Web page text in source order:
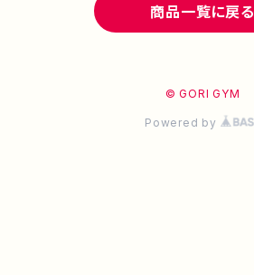
商品一覧に戻る
© GORI GYM
Powered by